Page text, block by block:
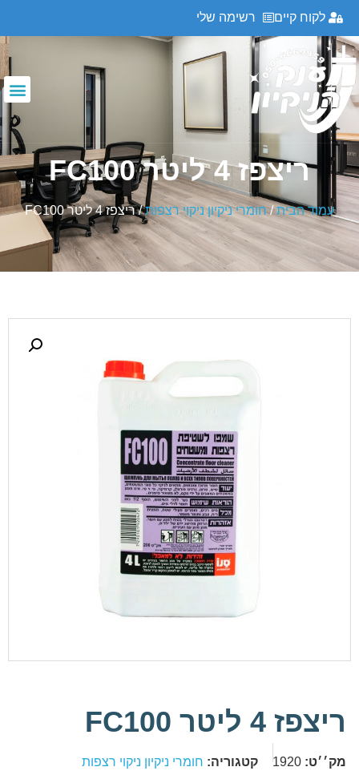
לקוח קיים רשימה שלי
ריצפז 4 ליטר FC100
עמוד הבית/חומרי ניקיון ניקוי רצפות/ ריצפז 4 ליטר FC100
ריצפז 4 ליטר FC100
מק׳׳ט: 1920 קטגוריה: חומרי ניקיון ניקוי רצפות